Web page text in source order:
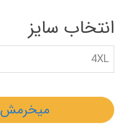
انتخاب سایز
4XL
میخرمش